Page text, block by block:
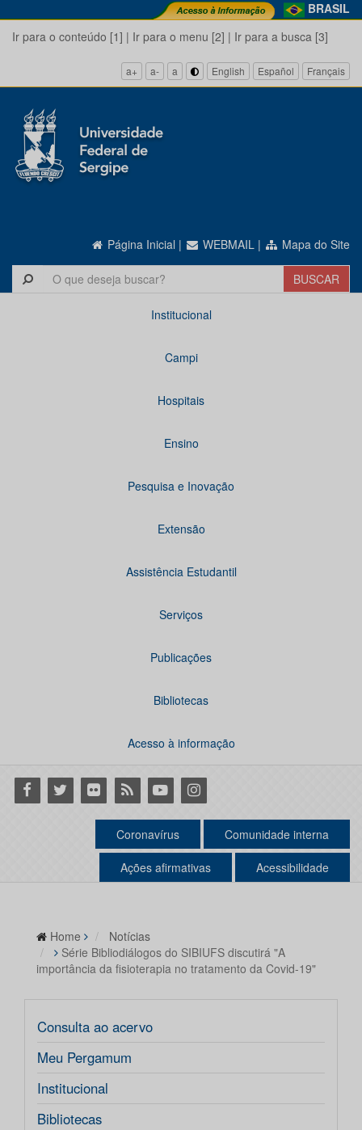
BRASIL
Ir para o conteúdo [1] | Ir para o menu [2] | Ir para a busca [3]
a+ a- a English Español Français
Página Inicial | WEBMAIL | Mapa do Site
Institucional
Campi
Hospitais
Ensino
Pesquisa e Inovação
Extensão
Assistência Estudantil
Serviços
Publicações
Bibliotecas
Acesso à informação
Facebook
Twitter Flickr RSS YoutubeInstagram
Coronavírus Comunidade interna
Ações afirmativas Acessibilidade
Home
Notícias
Série Bibliodiálogos do SIBIUFS discutirá "A
importância da fisioterapia no tratamento da Covid-19"
Consulta ao acervo
Meu Pergamum
Institucional
Bibliotecas